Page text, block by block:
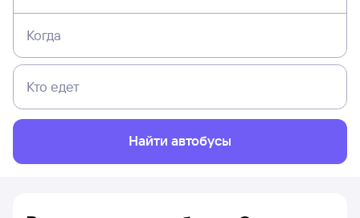
Когда
Кто едет
Найти автобусы